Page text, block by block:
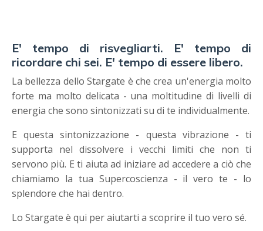
E' tempo di risvegliarti. E' tempo di
ricordare chi sei. E' tempo di essere libero.
La bellezza dello Stargate è che crea un'energia molto
forte ma molto delicata - una moltitudine di livelli di
energia che sono sintonizzati su di te individualmente.
E questa sintonizzazione - questa vibrazione - ti
supporta nel dissolvere i vecchi limiti che non ti
servono più. E ti aiuta ad iniziare ad accedere a ciò che
chiamiamo la tua Supercoscienza - il vero te - lo
splendore che hai dentro.
Lo Stargate è qui per aiutarti a scoprire il tuo vero sé.